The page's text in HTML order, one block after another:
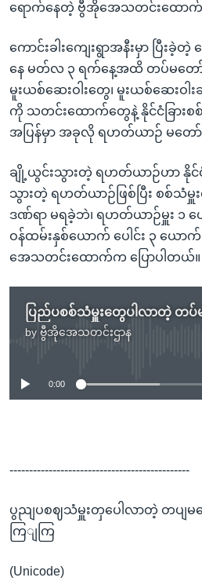
ရောက်နေတဲ့ ဗွီအိုအေသတင်းထောက်
ကောင်းခါးကျေးရွာအနီးမှာ ပြီးခဲ့
နေ မတ်လ ၃ ရက်နေ့အထိ တပ်မတေ
မူးယစ်ဆေးဝါးတွေ၊ မူးယစ်ဆေးဝါ
ကို သတင်းထောက်တွေနဲ့ နိုင်ငံခြားစ
အပြန်မှာ အခုလို ရဟတ်ယာဉ် မတော်
ချို့ယွင်းသွားတဲ့ ရဟတ်ယာဉ်ဟာ နိုင်ငံ
သွားတဲ့ ရဟတ်ယာဉ်ဖြစ်ပြီး စစ်သံ
ဒဏ်ရာ မရခဲ့ဘဲ၊ ရဟတ်ယာဉ်မှူး ၁
ဝန်ထမ်းနှစ်ယောက် ပေါင်း ၃ ယေ
အေသတင်းထောက်က ပြောပါတယ်။
by ဗွီအိုအေသတင်းဌာန
No media source
0:00
----------------------------------------------
ပွညျပစဈသံမှူးတှပေါလာတဲ့ တပျမ
ကြျကြ
(Unicode)